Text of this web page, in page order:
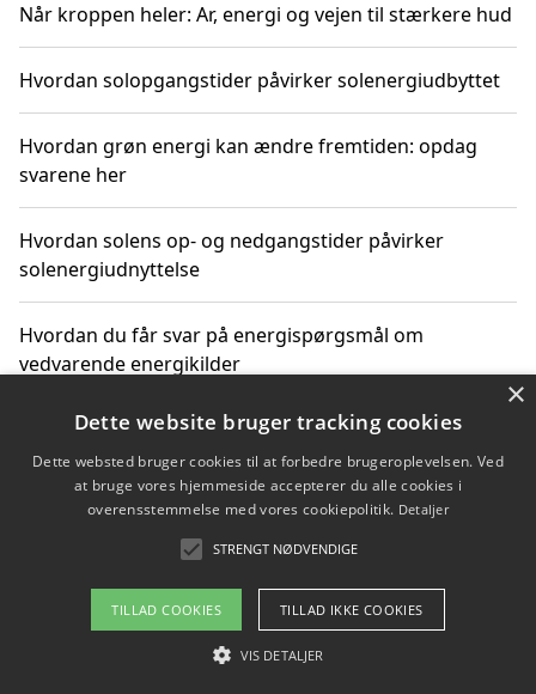
Når kroppen heler: Ar, energi og vejen til stærkere hud
Hvordan solopgangstider påvirker solenergiudbyttet
Hvordan grøn energi kan ændre fremtiden: opdag
svarene her
Hvordan solens op- og nedgangstider påvirker
solenergiudnyttelse
Hvordan du får svar på energispørgsmål om
vedvarende energikilder
Copyright 2026 - Pilanto Aps
Om / kontakt
Blog Betingelser
×
Dette website bruger tracking cookies
Dette websted bruger cookies til at forbedre brugeroplevelsen. Ved
at bruge vores hjemmeside accepterer du alle cookies i
overensstemmelse med vores cookiepolitik. Detaljer
STRENGT NØDVENDIGE
TILLAD COOKIES TILLAD IKKE COOKIES
VIS DETALJER